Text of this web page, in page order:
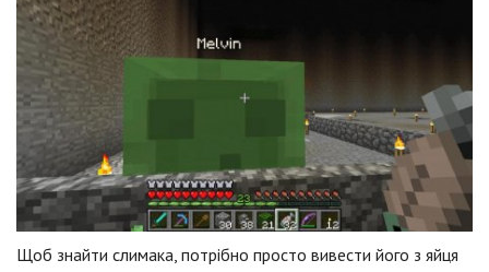
Щоб знайти слимака, потрібно просто вивести його з яйця